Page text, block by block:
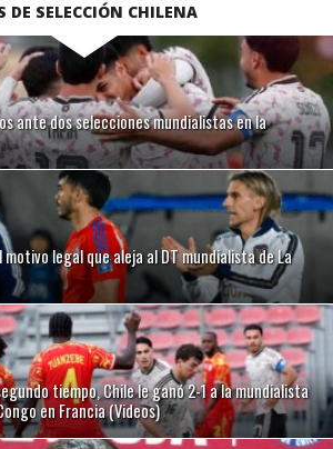
DE SELECCIÓN CHILENA
ante dos selecciones mundialistas en la
legal que aleja al DT mundialista de La
tiempo, Chile le ganó 2-1 a la mundialista
en Francia (Videos)